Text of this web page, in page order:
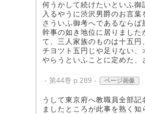
何うかして続けたいといふ
入るやうに渋沢男爵のお言
さういふ御考へであるなら
幹事の如き地位に居りまし
て、三人家族のものは十五
チヨツト五円じや足りない
やらうといふことに定めた、
- 第44巻 p.289 - ページ画像
うして東京府へ教職員全部
ましたところが此事を熟く